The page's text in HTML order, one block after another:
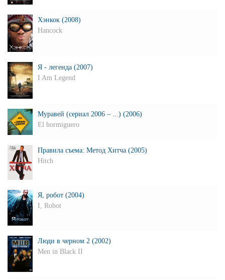
Хэнкок (2008)
Hancock
Я - легенда (2007)
I Am Legend
Муравей (сериал 2006 – ...) (2006)
El hormiguero
Правила съема: Метод Хитча (2005)
Hitch
Я, робот (2004)
I, Robot
Люди в черном 2 (2002)
Men in Black II